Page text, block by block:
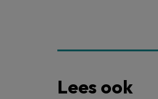
Lees ook